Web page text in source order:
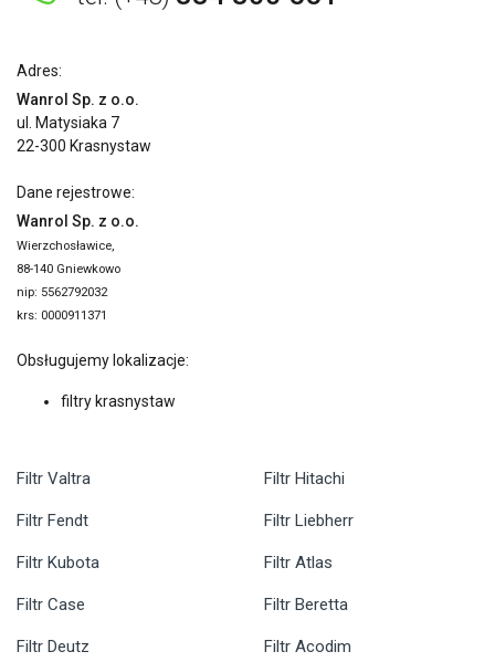
Adres:
Wanrol Sp. z o.o.
ul. Matysiaka 7
22-300 Krasnystaw
Dane rejestrowe:
Wanrol Sp. z o.o.
Wierzchosławice,
88-140 Gniewkowo
nip: 5562792032
krs: 0000911371
Obsługujemy lokalizacje:
filtry krasnystaw
Filtr Valtra
Filtr Fendt
Filtr Kubota
Filtr Case
Filtr Deutz
Filtr Hitachi
Filtr Liebherr
Filtr Atlas
Filtr Beretta
Filtr Acodim